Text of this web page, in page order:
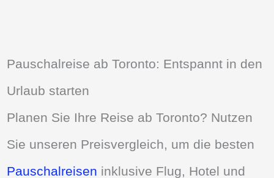
Pauschalreise ab Toronto: Entspannt in den
Urlaub starten
Planen Sie Ihre Reise ab Toronto? Nutzen
Sie unseren Preisvergleich, um die besten
Pauschalreisen inklusive Flug, Hotel und